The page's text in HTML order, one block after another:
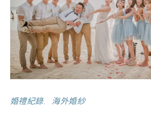
婚禮紀錄 海外婚紗